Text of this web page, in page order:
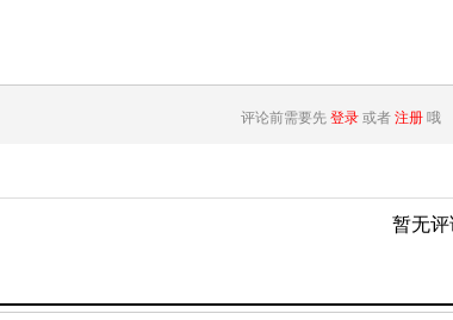
评论前需要先 登录 或者 注册 哦
暂无评